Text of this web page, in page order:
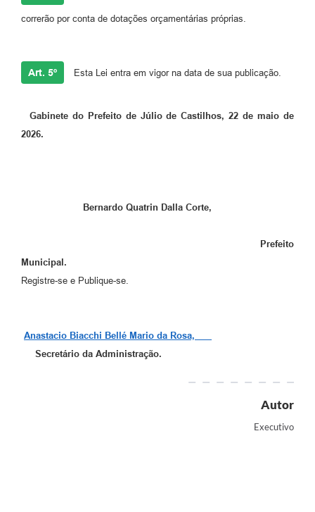
correrão por conta de dotações orçamentárias próprias.
Art. 5º Esta Lei entra em vigor na data de sua publicação.
Gabinete do Prefeito de Júlio de Castilhos, 22 de maio de
2026.
Bernardo Quatrin Dalla Corte,
Prefeito
Municipal.
Registre-se e Publique-se.
Anastacio Biacchi Bellé Mario da Rosa,
Secretário da Administração.
Autor
Executivo